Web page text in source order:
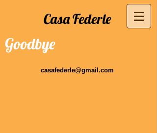
Casa Federle
casafederle@gmail.com
Goodbye